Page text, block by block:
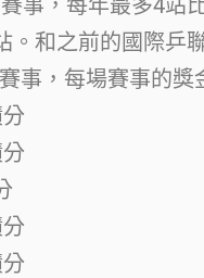
事，每年最多4站
。和之前的國際乒
事，每場賽事的獎